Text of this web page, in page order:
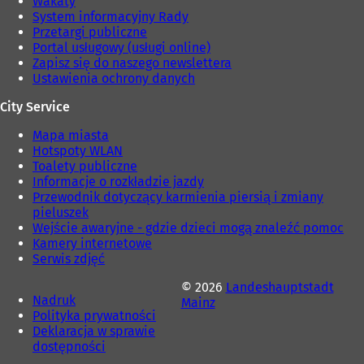
System informacyjny Rady
Przetargi publiczne
Portal usługowy (usługi online)
Zapisz się do naszego newslettera
Ustawienia ochrony danych
City Service
Mapa miasta
Hotspoty WLAN
Toalety publiczne
Informacje o rozkładzie jazdy
Przewodnik dotyczący karmienia piersią i zmiany
pieluszek
Wejście awaryjne - gdzie dzieci mogą znaleźć pomoc
Kamery internetowe
Serwis zdjęć
Nadruk
Polityka prywatności
Deklaracja w sprawie
dostępności
© 2026 Landeshauptstadt
Mainz